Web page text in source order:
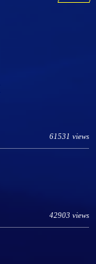
61531 views
42903 views